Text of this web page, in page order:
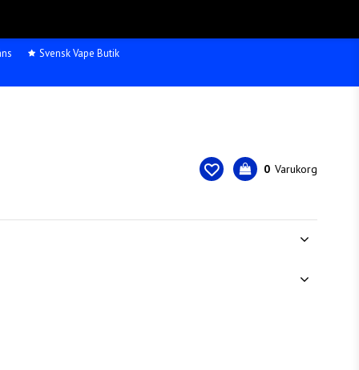
Svensk Vape Butik
0 Varukorg